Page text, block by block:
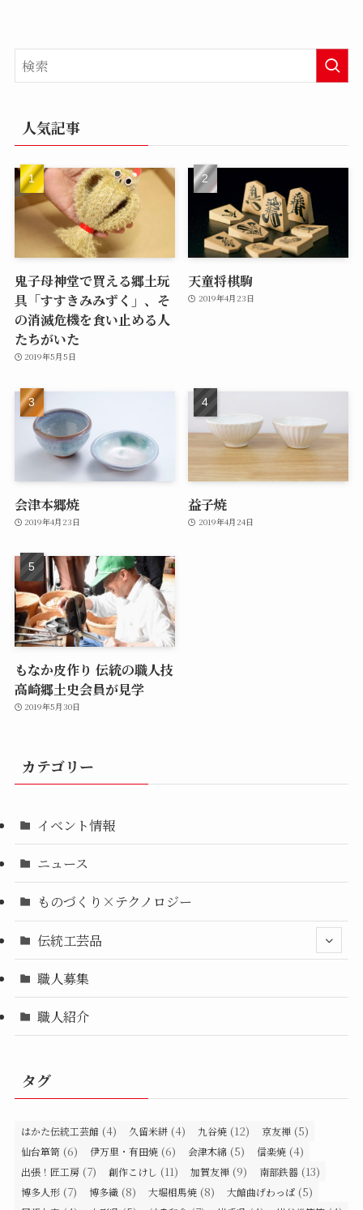
人気記事
鬼子母神堂で買える郷土玩
具「すすきみみずく」、そ
の消滅危機を食い止める人
たちがいた
2019年5月5日
天童将棋駒
2019年4月23日
会津本郷焼
2019年4月23日
益子焼
2019年4月24日
もなか皮作り 伝統の職人技
高崎郷土史会員が見学
2019年5月30日
カテゴリー
イベント情報
ニュース
ものづくり×テクノロジー
伝統工芸品
職人募集
職人紹介
タグ
はかた伝統工芸館 (4) 久留米絣 (4) 九谷焼 (12) 京友禅 (5)
仙台箪笥 (6) 伊万里・有田焼 (6) 会津木綿 (5) 信楽焼 (4)
出張！匠工房 (7) 創作こけし (11) 加賀友禅 (9) 南部鉄器 (13)
博多人形 (7) 博多織 (8) 大堀相馬焼 (8) 大館曲げわっぱ (5)